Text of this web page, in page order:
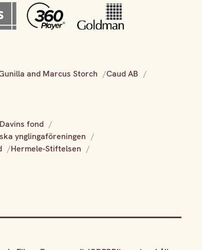
and Marcus Storch
Caud AB
fond
ynglingaföreningen
Hermele-Stiftelsen